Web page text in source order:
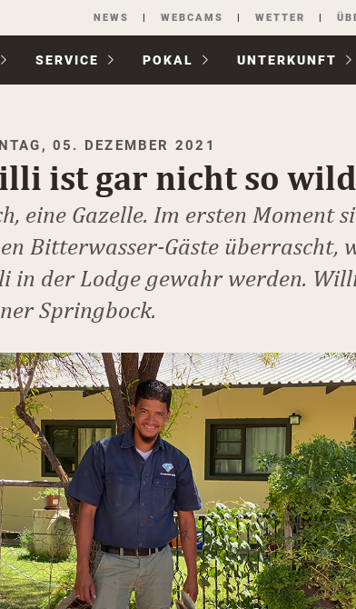
Navigation
überspringen
NEWS WEBCAMS WETTER
SERVICE POKAL UNTER­KUNFT
05. DEZEMBER 2021
ist gar nicht so wild
eine Gazelle. Im ersten Moment
Bitterwasser-Gäste überrascht,
in der Lodge gewahr werden.
Springbock.